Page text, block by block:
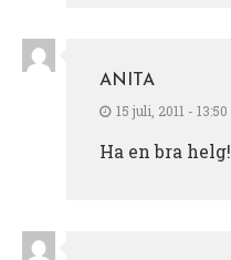
ANITA
15 juli, 2011 - 13:50
Ha en bra helg!